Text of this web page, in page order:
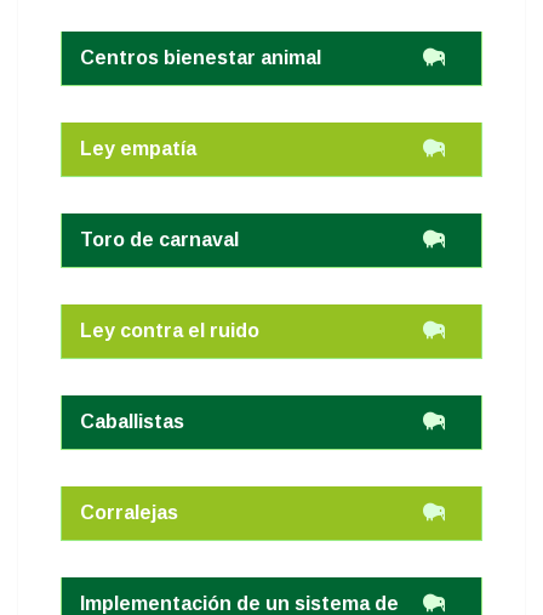
Centros bienestar animal
Ley empatía
Toro de carnaval
Ley contra el ruido
Caballistas
Corralejas
Implementación de un sistema de